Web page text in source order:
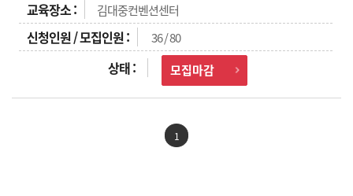
김대중컨벤션센터
36 / 80
모집마감
1